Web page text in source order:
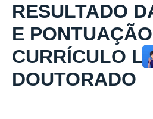
RESULTADO
E
CURRÍCULO
DOUTORADO